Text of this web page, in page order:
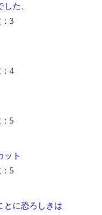
た、
3
4
5
ット
5
とに恐ろしきは